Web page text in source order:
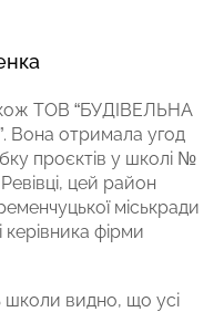
ТОВ “БУДІВЕЛЬНА
отримала угод
проєктів у школі №
цей район
міськради
фірми
школи видно, що усі